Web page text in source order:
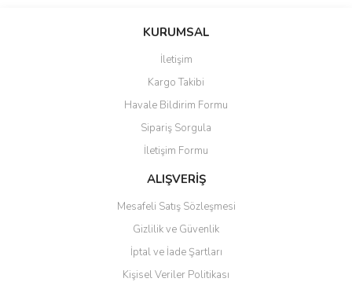
Bu ürüne ilk yorumu siz yapın!
Ürün resmi kalitesiz, bozuk veya görüntülenemiyor.
Ürün açıklamasında eksik bilgiler bulunuyor.
Ürün bilgilerinde hatalar bulunuyor.
Ürün fiyatı diğer sitelerden daha pahalı.
Bu ürüne benzer farklı alternatifler olmalı.
Gönder
KURUMSAL
İletişim
Kargo Takibi
Havale Bildirim Formu
Sipariş Sorgula
İletişim Formu
ALIŞVERİŞ
Mesafeli Satış Sözleşmesi
Gizlilik ve Güvenlik
İptal ve İade Şartları
Kişisel Veriler Politikası